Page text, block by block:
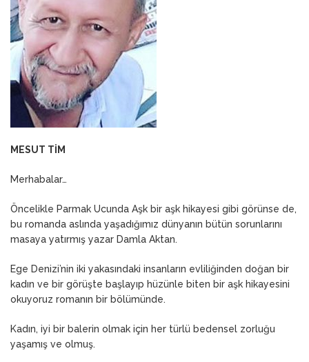
MESUT TİM
Merhabalar…
Öncelikle Parmak Ucunda Aşk bir aşk hikayesi gibi görünse de,
bu romanda aslında yaşadığımız dünyanın bütün sorunlarını
masaya yatırmış yazar Damla Aktan.
Ege Denizi’nin iki yakasındaki insanların evliliğinden doğan bir
kadın ve bir görüşte başlayıp hüzünle biten bir aşk hikayesini
okuyoruz romanın bir bölümünde.
Kadın, iyi bir balerin olmak için her türlü bedensel zorluğu
yaşamış ve olmuş.